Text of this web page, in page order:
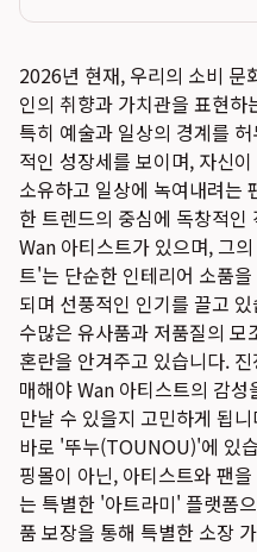
2026년 현재, 우리의 소비 문
인의 취향과 가치관을 표현
특히 예술과 일상의 경계를
적인 성장세를 보이며, 자신
소유하고 일상에 녹여내려는
한 트렌드의 중심에 독창적
Wan 아티스트가 있으며, 그
트'는 단순한 인테리어 소품
되며 선풍적인 인기를 끌고
수많은 유사품과 저품질의
혼란을 안겨주고 있습니다.
매해야 Wan 아티스트의 감
만날 수 있을지 고민하게 됩
바로 '뚜누(TOUNOU)'에 있
핑몰이 아닌, 아티스트와 팬
는 특별한 '아트라미' 플랫폼
품 보장을 통해 특별한 소장